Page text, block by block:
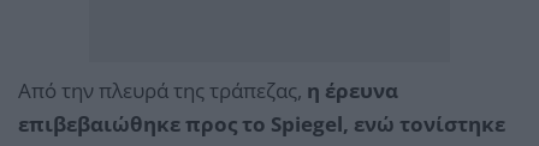
Από την πλευρά της τράπεζας, η έρευνα
επιβεβαιώθηκε προς το Spiegel, ενώ τονίστηκε